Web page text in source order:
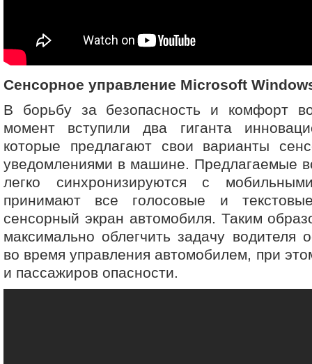
Сенсорное управление Microsoft
В борьбу за безопасность и комфорт
момент вступили два гиганта
которые предлагают свои варианты
уведомлениями в машине. Предлагаемые
легко синхронизируются с
принимают все голосовые и
сенсорный экран автомобиля. Таким
максимально облегчить задачу водителя
во время управления автомобилем, при
и пассажиров опасности.